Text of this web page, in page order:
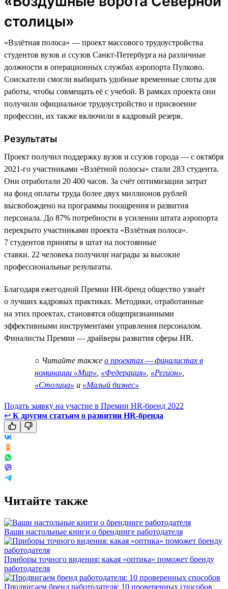
столицы»
«Взлётная полоса» — проект массового трудоустройства
студентов вузов и ссузов Санкт-Петербурга на различные
должности в операционных службах аэропорта Пулково.
Соискатели смогли выбирать удобные временные слоты для
работы, чтобы совмещать её с учебой. В рамках проекта они
получили официальное трудоустройство и присвоение
профессии, их также включили в кадровый резерв.
Результаты
Проект получил поддержку вузов и ссузов города — с октября
2021-го участниками «Взлётной полосы» стали 283 студента.
Они отработали 20 400 часов. За счёт оптимизации затрат
на фонд оплаты труда более двух миллионов рублей
высвобождено на программы поощрения и развития
персонала. До 87% потребности в усилении штата аэропорта
перекрыто участниками проекта «Взлётная полоса».
7 студентов приняты в штат на постоянные
ставки. 22 человека получили награды за высокие
профессиональные результаты.
Благодаря ежегодной Премии HR-бренд общество узнаёт
о лучших кадровых практиках. Методики, отработанные
на этих проектах, становятся общепризнанными
эффективными инструментами управления персоналом.
Финалисты Премии — драйверы развития сферы HR.
○ Читайте также о проектах — финалистах в
номинации «Мир» «Федерация» «Регион»
«Столица» и «Малый бизнес»
Подать заявку на участие в Премии HR-бренд 2022
↩ К другим статьям о развитии HR-бренда
Читайте также
Ваши настольные книги о брендинге работодателя
Приборы точного видения: какая «оптика» поможет бренду
работодателя
Продвигаем бренд работодателя: 10 проверенных способов